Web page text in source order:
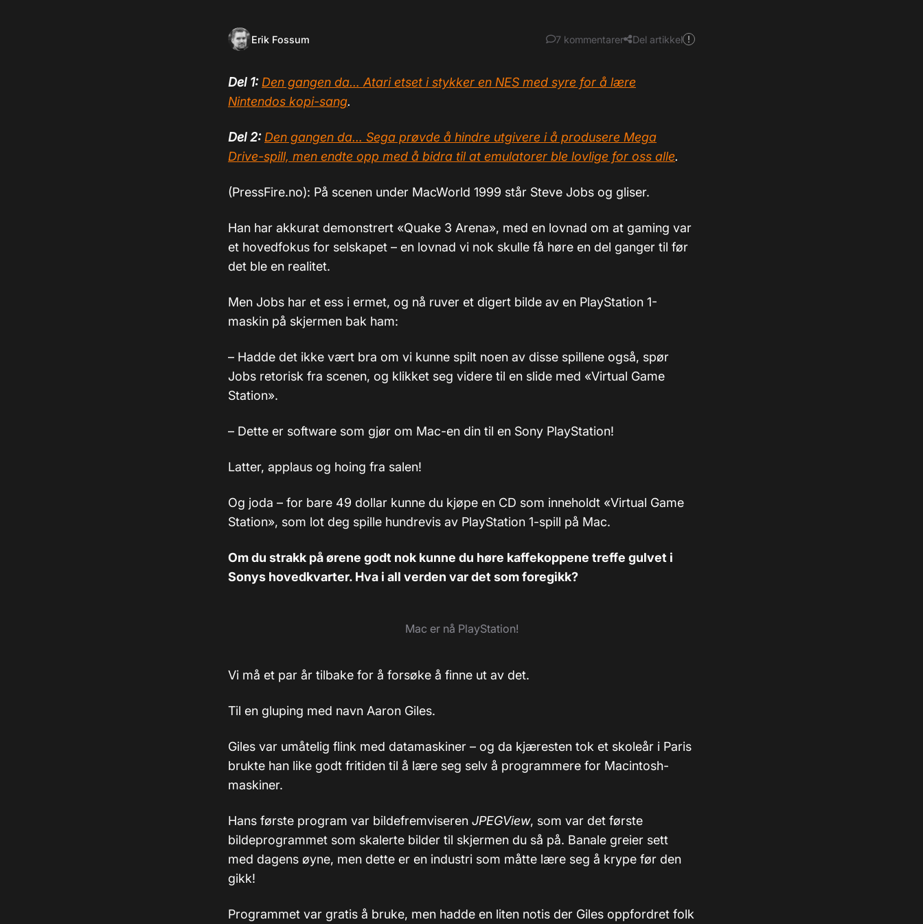
Erik Fossum 7 kommentarer Del artikkel
Del 1: Den gangen da… Atari etset i stykker en NES med syre for å lære
Nintendos kopi-sang.
Del 2: Den gangen da… Sega prøvde å hindre utgivere i å produsere Mega
Drive-spill, men endte opp med å bidra til at emulatorer ble lovlige for oss alle.
(PressFire.no): På scenen under MacWorld 1999 står Steve Jobs og gliser.
Han har akkurat demonstrert «Quake 3 Arena», med en lovnad om at gaming var
et hovedfokus for selskapet – en lovnad vi nok skulle få høre en del ganger til før
det ble en realitet.
Men Jobs har et ess i ermet, og nå ruver et digert bilde av en PlayStation 1-
maskin på skjermen bak ham:
– Hadde det ikke vært bra om vi kunne spilt noen av disse spillene også, spør
Jobs retorisk fra scenen, og klikket seg videre til en slide med «Virtual Game
Station».
– Dette er software som gjør om Mac-en din til en Sony PlayStation!
Latter, applaus og hoing fra salen!
Og joda – for bare 49 dollar kunne du kjøpe en CD som inneholdt «Virtual Game
Station», som lot deg spille hundrevis av PlayStation 1-spill på Mac.
Om du strakk på ørene godt nok kunne du høre kaffekoppene treffe gulvet i
Sonys hovedkvarter. Hva i all verden var det som foregikk?
Mac er nå PlayStation!
Vi må et par år tilbake for å forsøke å finne ut av det.
Til en gluping med navn Aaron Giles.
Giles var umåtelig flink med datamaskiner – og da kjæresten tok et skoleår i Paris
brukte han like godt fritiden til å lære seg selv å programmere for Macintosh-
maskiner.
Hans første program var bildefremviseren JPEGView, som var det første
bildeprogrammet som skalerte bilder til skjermen du så på. Banale greier sett
med dagens øyne, men dette er en industri som måtte lære seg å krype før den
gikk!
Programmet var gratis å bruke, men hadde en liten notis der Giles oppfordret folk